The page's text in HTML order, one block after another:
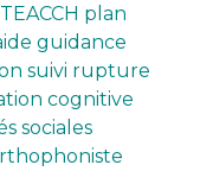
plan
guidance
suivi rupture
cognitive
sociales